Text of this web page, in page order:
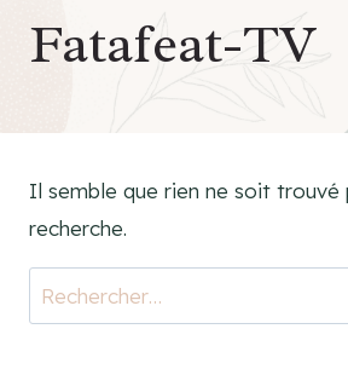
Fatafeat-TV
Il semble que rien ne soit trouvé
recherche.
Rechercher :